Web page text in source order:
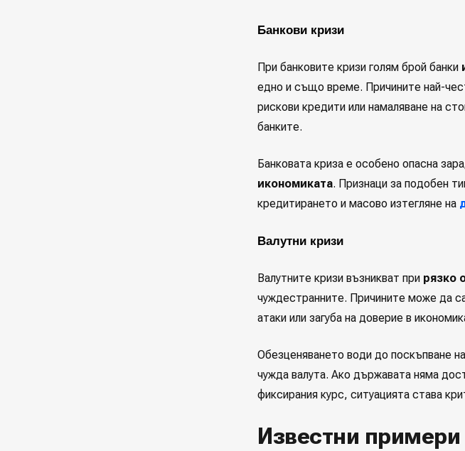
Банкови кризи
При банковите кризи голям брой банки
едно и също време. Причините най-
рискови кредити или намаляване на
банките.
Банковата криза е особено опасна
икономиката. Признаци за подобен
кредитирането и масово изтегляне на
Валутни кризи
Валутните кризи възникват при рязко
чуждестранните. Причините може да
атаки или загуба на доверие в
Обезценяването води до поскъпване
чужда валута. Ако държавата няма
фиксирания курс, ситуацията става
Известни